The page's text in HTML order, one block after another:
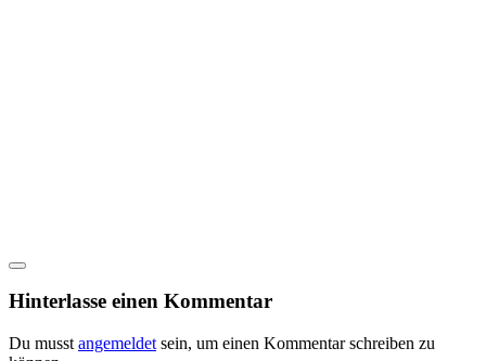
Hinterlasse einen Kommentar
Du musst angemeldet sein, um einen Kommentar schreiben zu